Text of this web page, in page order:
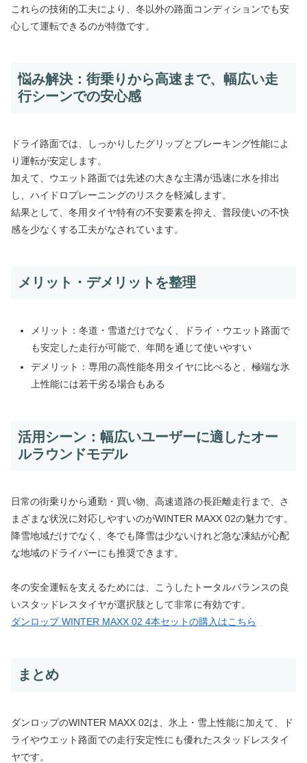
これらの技術的工夫により、冬以外の路面コンディションでも安
心して運転できるのが特徴です。
悩み解決：街乗りから高速まで、幅広い走
行シーンでの安心感
ドライ路面では、しっかりしたグリップとブレーキング性能によ
り運転が安定します。
加えて、ウエット路面では先述の大きな主溝が迅速に水を排出
し、ハイドロプレーニングのリスクを軽減します。
結果として、冬用タイヤ特有の不安要素を抑え、普段使いの不快
感を少なくする工夫がなされています。
メリット・デメリットを整理
メリット：冬道・雪道だけでなく、ドライ・ウエット路面で
も安定した走行が可能で、年間を通じて使いやすい
デメリット：専用の高性能冬用タイヤに比べると、極端な氷
上性能には若干劣る場合もある
活用シーン：幅広いユーザーに適したオー
ルラウンドモデル
日常の街乗りから通勤・買い物、高速道路の長距離走行まで、さ
まざまな状況に対応しやすいのがWINTER MAXX 02の魅力です。
降雪地域だけでなく、冬でも降雪は少ないけれど急な凍結が心配
な地域のドライバーにも推奨できます。
冬の安全運転を支えるためには、こうしたトータルバランスの良
いスタッドレスタイヤが選択肢として非常に有効です。
ダンロップ WINTER MAXX 02 4本セットの購入はこちら
まとめ
ダンロップのWINTER MAXX 02は、氷上・雪上性能に加えて、ド
ライやウエット路面での走行安定性にも優れたスタッドレスタイ
ヤです。